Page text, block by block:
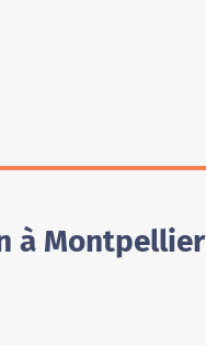
à Montpellier